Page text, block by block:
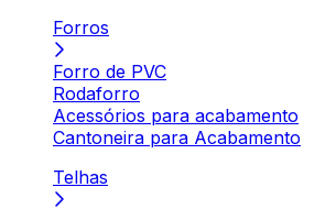
Forros
Forro de PVC
Rodaforro
Acessórios para acabamento
Cantoneira para Acabamento
Telhas